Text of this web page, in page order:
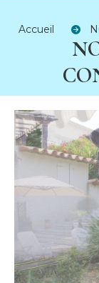
Accueil
NOTRE BASTIDE